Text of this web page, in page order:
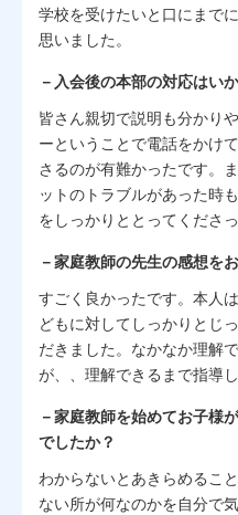
学校を受けたいと口にまで
思いました。
－入会後の本部の対応はい
皆さん親切で説明も分かり
ーということで電話をかけ
さるのが有難かったです。
ットのトラブルがあった時
をしっかりととってくださ
－家庭教師の先生の感想を
すごく良かったです。本人
どもに対してしっかりとじ
だきました。なかなか理解
が、、理解できるまで指導
－家庭教師を始めてお子様
でしたか？
わからないとあきらめるこ
ない所が何なのかを自分で